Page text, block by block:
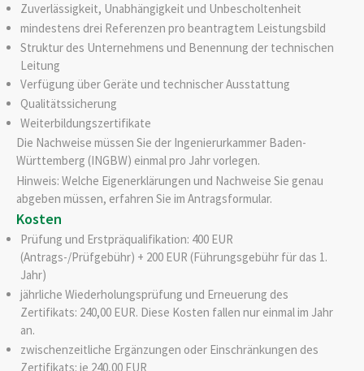
Zuverlässigkeit, Unabhängigkeit und Unbescholtenheit
mindestens drei Referenzen pro beantragtem Leistungsbild
Struktur des Unternehmens und Benennung der technischen
Leitung
Verfügung über Geräte und technischer Ausstattung
Qualitätssicherung
Weiterbildungszertifikate
Die Nachweise müssen Sie der Ingenierurkammer Baden-
Württemberg (INGBW) einmal pro Jahr vorlegen.
Hinweis: Welche Eigenerklärungen und Nachweise Sie genau
abgeben müssen, erfahren Sie im Antragsformular.
Kosten
Prüfung und Erstpräqualifikation: 400 EUR
(Antrags-/Prüfgebühr) + 200 EUR (Führungsgebühr für das 1.
Jahr)
jährliche Wiederholungsprüfung und Erneuerung des
Zertifikats: 240,00 EUR. Diese Kosten fallen nur einmal im Jahr
an.
zwischenzeitliche Ergänzungen oder Einschränkungen des
Zertifikats: je 240,00 EUR